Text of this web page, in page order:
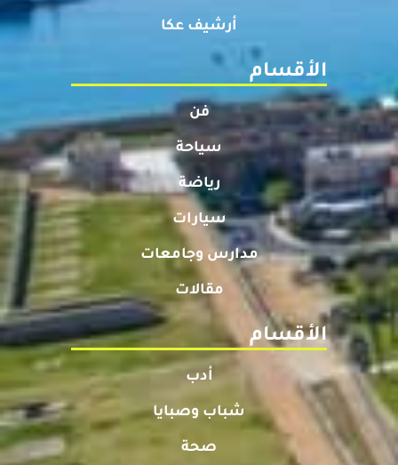
أرشيف عكا
الأقسام
فن
سياحة
رياضة
سيارات
مدارس وجامعات
مقالات
الأقسام
أدب
شباب وصبايا
صحة